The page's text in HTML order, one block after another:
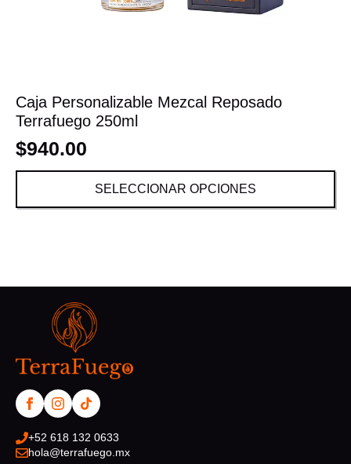
Caja Personalizable Mezcal Reposado
Terrafuego 250ml
$940.00
SELECCIONAR OPCIONES
+52 618 132 0633
hola@terrafuego.mx